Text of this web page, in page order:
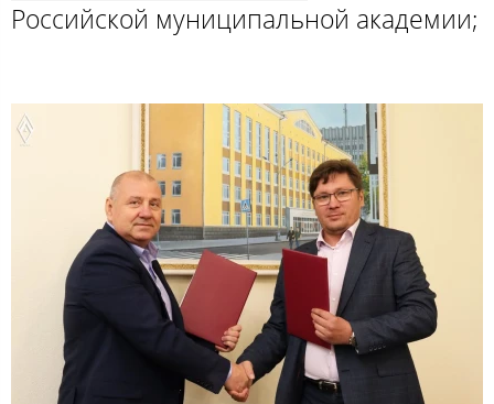
Российской муниципальной академии;